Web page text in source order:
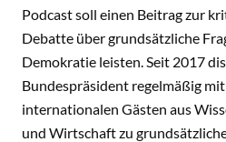
Podcast soll einen Beitrag zur
Debatte über grundsätzliche
Demokratie leisten. Seit 2017
Bundespräsident regelmäßig
internationalen Gästen aus
und Wirtschaft zu